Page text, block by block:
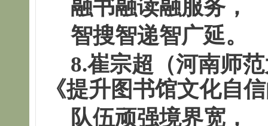
融书融读融服务，
智搜智递智广延。
8.崔宗超（河南师
《提升图书馆文化自
队伍顽强境界宽，